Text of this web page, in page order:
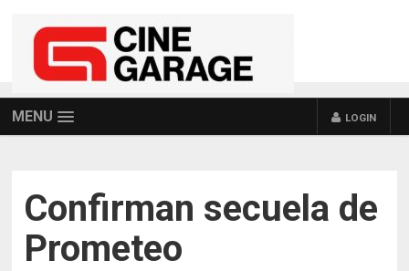
MENU LOGIN
Confirman secuela de
Prometeo